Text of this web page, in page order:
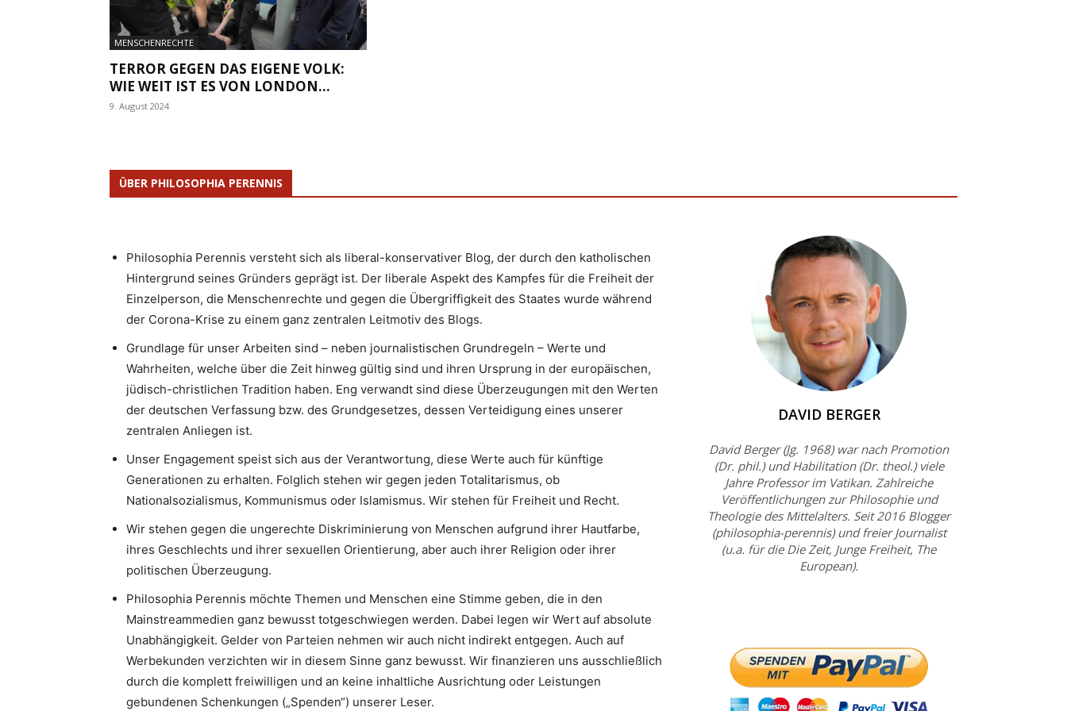
MENSCHENRECHTE
TERROR GEGEN DAS EIGENE VOLK:
WIE WEIT IST ES VON LONDON...
9. August 2024
ÜBER PHILOSOPHIA PERENNIS
Philosophia Perennis versteht sich als liberal-konservativer Blog, der durch den katholischen
Hintergrund seines Gründers geprägt ist. Der liberale Aspekt des Kampfes für die Freiheit der
Einzelperson, die Menschenrechte und gegen die Übergriffigkeit des Staates wurde während
der Corona-Krise zu einem ganz zentralen Leitmotiv des Blogs.
Grundlage für unser Arbeiten sind – neben journalistischen Grundregeln – Werte und
Wahrheiten, welche über die Zeit hinweg gültig sind und ihren Ursprung in der europäischen,
jüdisch-christlichen Tradition haben. Eng verwandt sind diese Überzeugungen mit den Werten
der deutschen Verfassung bzw. des Grundgesetzes, dessen Verteidigung eines unserer
zentralen Anliegen ist.
Unser Engagement speist sich aus der Verantwortung, diese Werte auch für künftige
Generationen zu erhalten. Folglich stehen wir gegen jeden Totalitarismus, ob
Nationalsozialismus, Kommunismus oder Islamismus. Wir stehen für Freiheit und Recht.
Wir stehen gegen die ungerechte Diskriminierung von Menschen aufgrund ihrer Hautfarbe,
ihres Geschlechts und ihrer sexuellen Orientierung, aber auch ihrer Religion oder ihrer
politischen Überzeugung.
Philosophia Perennis möchte Themen und Menschen eine Stimme geben, die in den
Mainstreammedien ganz bewusst totgeschwiegen werden. Dabei legen wir Wert auf absolute
Unabhängigkeit. Gelder von Parteien nehmen wir auch nicht indirekt entgegen. Auch auf
Werbekunden verzichten wir in diesem Sinne ganz bewusst. Wir finanzieren uns ausschließlich
durch die komplett freiwilligen und an keine inhaltliche Ausrichtung oder Leistungen
gebundenen Schenkungen („Spenden“) unserer Leser.
DAVID BERGER
David Berger (Jg. 1968) war nach Promotion
(Dr. phil.) und Habilitation (Dr. theol.) viele
Jahre Professor im Vatikan. Zahlreiche
Veröffentlichungen zur Philosophie und
Theologie des Mittelalters. Seit 2016 Blogger
(philosophia-perennis) und freier Journalist
(u.a. für die Die Zeit, Junge Freiheit, The
European).